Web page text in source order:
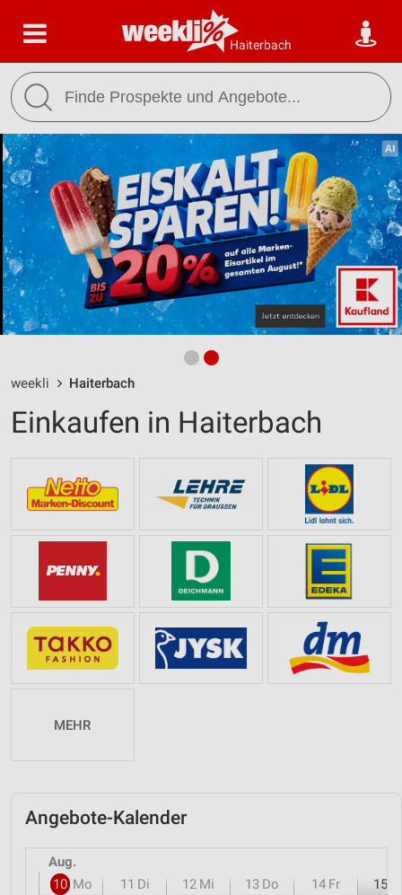
Haiterbach
weekli Haiterbach
Einkaufen in Haiterbach
MEHR
Angebote-Kalender
Aug.
10 Mo 11 Di 12 Mi 13 Do 14 Fr 15